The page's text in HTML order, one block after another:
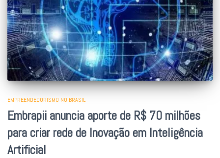
EMPREENDEDORISMO NO BRASIL
Embrapii anuncia aporte de R$ 70 milhões
para criar rede de Inovação em Inteligência
Artificial